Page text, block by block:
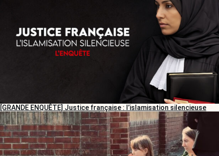
[GRANDE ENQUÊTE] Justice française : l’islamisation silencieuse